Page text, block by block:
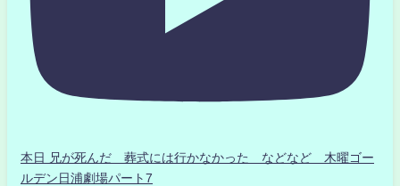
本日 兄が死んだ 葬式には行かなかった などなど 木曜ゴー
ルデン日浦劇場パート7